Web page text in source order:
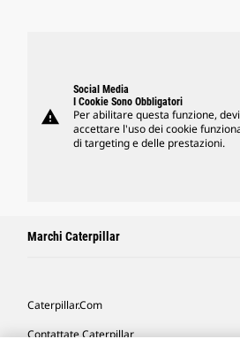
warning
Social Media
I Cookie Sono Obbligatori
Per abilitare questa funzione, devi
accettare l'uso dei cookie
di targeting e delle prestazioni.
Marchi Caterpillar
Caterpillar.com
Contattate Caterpillar